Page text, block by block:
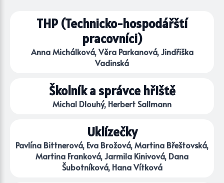
THP (Technicko-hospodářští
pracovníci)
Anna Michálková, Věra Parkanová, Jindřiška
Vadinská
Školník a správce hřiště
Michal Dlouhý, Herbert Sallmann
Uklízečky
Pavlína Bittnerová, Eva Brožová, Martina Břeštovská,
Martina Franková, Jarmila Kinivová, Dana
Šubotníková, Hana Vítková